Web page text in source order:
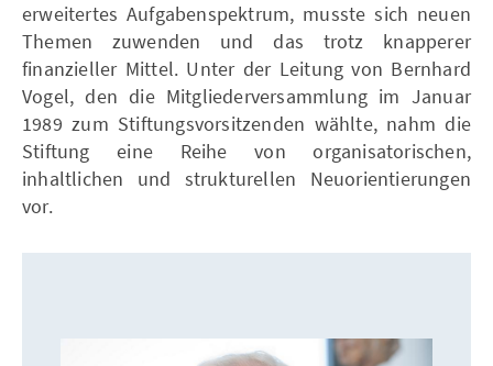
erweitertes Aufgabenspektrum, musste sich neuen
Themen zuwenden und das trotz knapperer
finanzieller Mittel. Unter der Leitung von Bernhard
Vogel, den die Mitgliederversammlung im Januar
1989 zum Stiftungsvorsitzenden wählte, nahm die
Stiftung eine Reihe von organisatorischen,
inhaltlichen und strukturellen Neuorientierungen
vor.